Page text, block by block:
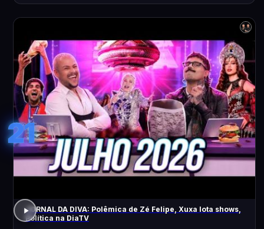
21
JORNAL DA DIVA: Polêmica de Zé Felipe, Xuxa lota shows,
Política na DiaTV